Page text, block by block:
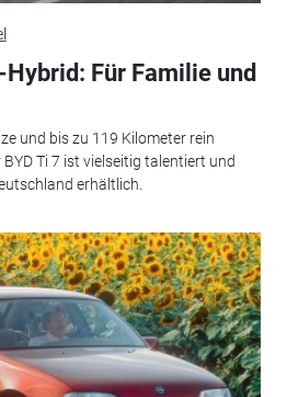
Für Familie und
und bis zu 119 Kilometer rein
Ti 7 ist vielseitig talentiert und
erhältlich.